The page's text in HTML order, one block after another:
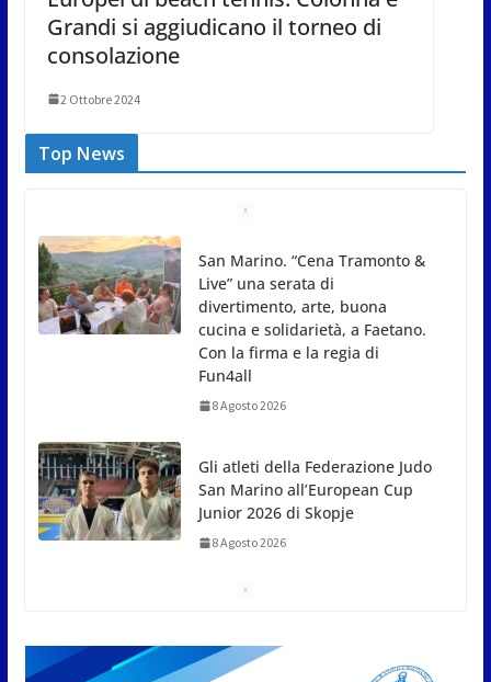
Grandi si aggiudicano il torneo di
consolazione
2 Ottobre 2024
Top News
Gli atleti della Federazione Judo
San Marino all’European Cup
Junior 2026 di Skopje
8 Agosto 2026
L’arte perde uno dei suoi
Sgattoni
8 Agosto 2026